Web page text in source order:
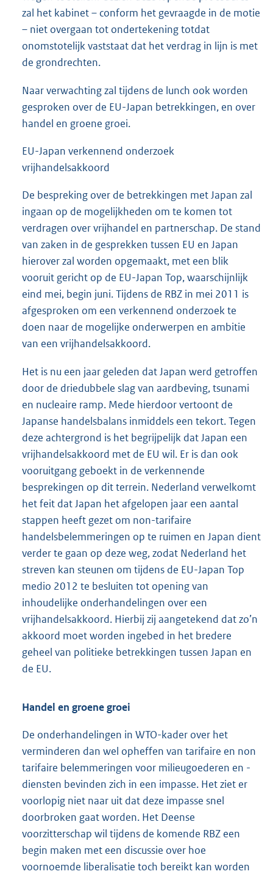
zal het kabinet – conform het gevraagde in de motie
– niet overgaan tot ondertekening totdat
onomstotelijk vaststaat dat het verdrag in lijn is met
de grondrechten.
Naar verwachting zal tijdens de lunch ook worden
gesproken over de EU-Japan betrekkingen, en over
handel en groene groei.
EU-Japan verkennend onderzoek
vrijhandelsakkoord
De bespreking over de betrekkingen met Japan zal
ingaan op de mogelijkheden om te komen tot
verdragen over vrijhandel en partnerschap. De stand
van zaken in de gesprekken tussen EU en Japan
hierover zal worden opgemaakt, met een blik
vooruit gericht op de EU-Japan Top, waarschijnlijk
eind mei, begin juni. Tijdens de RBZ in mei 2011 is
afgesproken om een verkennend onderzoek te
doen naar de mogelijke onderwerpen en ambitie
van een vrijhandelsakkoord.
Het is nu een jaar geleden dat Japan werd getroffen
door de driedubbele slag van aardbeving, tsunami
en nucleaire ramp. Mede hierdoor vertoont de
Japanse handelsbalans inmiddels een tekort. Tegen
deze achtergrond is het begrijpelijk dat Japan een
vrijhandelsakkoord met de EU wil. Er is dan ook
vooruitgang geboekt in de verkennende
besprekingen op dit terrein. Nederland verwelkomt
het feit dat Japan het afgelopen jaar een aantal
stappen heeft gezet om non-tarifaire
handelsbelemmeringen op te ruimen en Japan dient
verder te gaan op deze weg, zodat Nederland het
streven kan steunen om tijdens de EU-Japan Top
medio 2012 te besluiten tot opening van
inhoudelijke onderhandelingen over een
vrijhandelsakkoord. Hierbij zij aangetekend dat zo’n
akkoord moet worden ingebed in het bredere
geheel van politieke betrekkingen tussen Japan en
de EU.
Handel en groene groei
De onderhandelingen in WTO-kader over het
verminderen dan wel opheffen van tarifaire en non
tarifaire belemmeringen voor milieugoederen en -
diensten bevinden zich in een impasse. Het ziet er
voorlopig niet naar uit dat deze impasse snel
doorbroken gaat worden. Het Deense
voorzitterschap wil tijdens de komende RBZ een
begin maken met een discussie over hoe
voornoemde liberalisatie toch bereikt kan worden